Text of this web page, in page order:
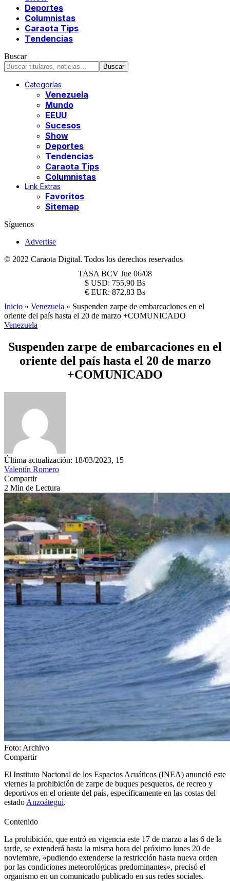
Deportes
Columnistas
Caraota Tips
Tendencias
Buscar
Categorías
Venezuela
Mundo
EEUU
Sucesos
Show
Deportes
Tendencias
Caraota Tips
Columnistas
Link Extras
Favoritos
Sitemap
Síguenos
Advertise
© 2022 Caraota Digital. Todos los derechos reservados
TASA BCV Jue 06/08
$ USD: 755,90 Bs
€ EUR: 872,83 Bs
Inicio » Venezuela » Suspenden zarpe de embarcaciones en el
oriente del país hasta el 20 de marzo +COMUNICADO
Venezuela
Suspenden zarpe de embarcaciones en el
oriente del país hasta el 20 de marzo
+COMUNICADO
Última actualización: 18/03/2023, 15
Valentín Romero
Compartir
2 Min de Lectura
Foto: Archivo
Compartir
El Instituto Nacional de los Espacios Acuáticos (INEA) anunció este
viernes la prohibición de zarpe de buques pesqueros, de recreo y
deportivos en el oriente del país, específicamente en las costas del
estado Anzoátegui.
Contenido
La prohibición, que entró en vigencia este 17 de marzo a las 6 de la
tarde, se extenderá hasta la misma hora del próximo lunes 20 de
noviembre, «pudiendo extenderse la restricción hasta nueva orden
por las condiciones meteorológicas predominantes», precisó el
organismo en un comunicado publicado en sus redes sociales.